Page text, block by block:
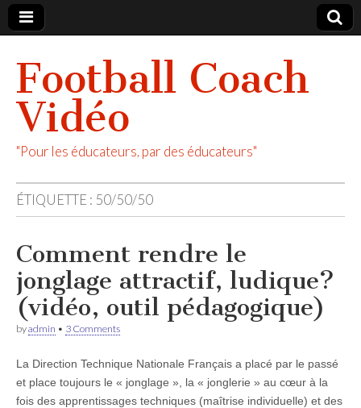
Football Coach
Vidéo
"Pour les éducateurs, par des éducateurs"
ÉTIQUETTE : 50/50/50
Comment rendre le
jonglage attractif, ludique?
(vidéo, outil pédagogique)
byadmin • 3 Comments
La Direction Technique Nationale Français a placé par le passé
et place toujours le « jonglage », la « jonglerie » au cœur à la
fois des apprentissages techniques (maîtrise individuelle) et des